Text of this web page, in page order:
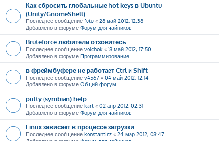
Как сбросить глобальные hot keys в Ubuntu
(Unity/GnomeShell)
Последнее сообщение futu « 28 май 2012, 12:38
Добавлено в форуме Форум для чайников
Bruteforce любители отзовитесь ....
Последнее сообщение volchok « 18 май 2012, 17:50
Добавлено в форуме Программирование
в фреймбуфере не работает Ctrl и Shift
Последнее сообщение v4567 « 04 май 2012, 12:14
Добавлено в форуме Общий форум
putty (symbian) help
Последнее сообщение kart « 02 апр 2012, 02:31
Добавлено в форуме Форум для чайников
Linux зависает в процессе загрузки
Последнее сообщение konstantinz « 24 мар 2012, 08:47